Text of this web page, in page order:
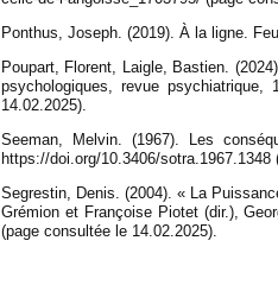
Ponthus, Joseph. (2019). À la ligne.
Poupart, Florent, Laigle, Bastien.
psychologiques, revue psychiatrique,
14.02.2025).
Seeman, Melvin. (1967). Les
https://doi.org/10.3406/sotra.1967.1348
Segrestin, Denis. (2004). « La
Grémion et Françoise Piotet (dir.),
(page consultée le 14.02.2025).